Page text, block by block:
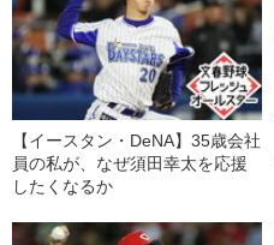
【イースタン・DeNA】35歳会社
員の私が、なぜ須田幸太を応援
したくなるか